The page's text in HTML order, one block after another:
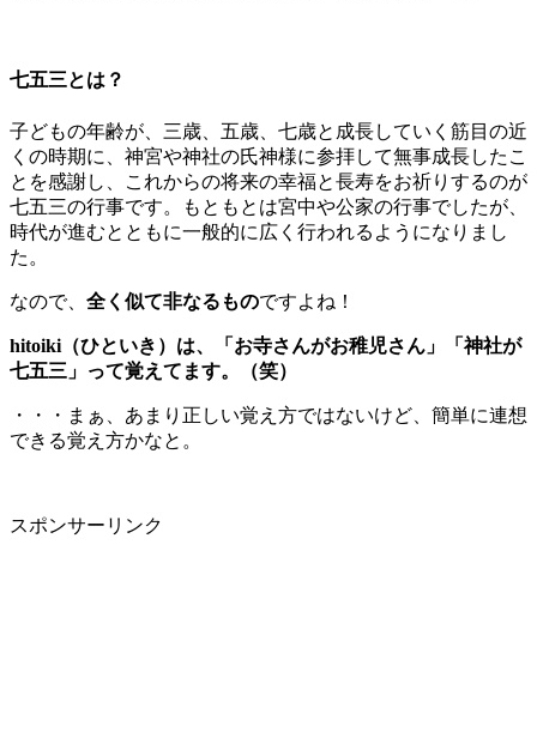
七五三とは？
子どもの年齢が、三歳、五歳、七歳と成長していく筋目の近
くの時期に、神宮や神社の氏神様に参拝して無事成長したこ
とを感謝し、これからの将来の幸福と長寿をお祈りするのが
七五三の行事です。もともとは宮中や公家の行事でしたが、
時代が進むとともに一般的に広く行われるようになりまし
た。
なので、 全く似て非なるものですよね！
hitoiki（ひといき）は、「お寺さんがお稚児さん」「神社が
七五三」って覚えてます。（笑）
・・・まぁ、あまり正しい覚え方ではないけど、簡単に連想
できる覚え方かなと。
スポンサーリンク